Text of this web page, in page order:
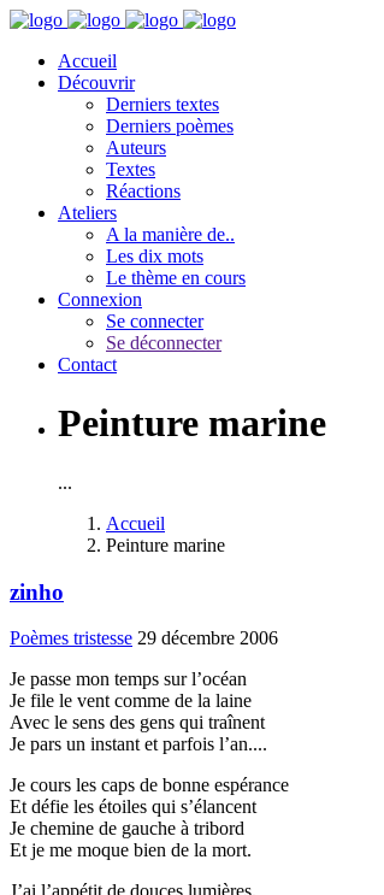
Accueil
Découvrir
Derniers textes
Derniers poèmes
Auteurs
Textes
Réactions
Ateliers
A la manière de..
Les dix mots
Le thème en cours
Connexion
Se connecter
Se déconnecter
Contact
Peinture marine
...
Accueil
Peinture marine
zinho
Poèmes tristesse 29 décembre 2006
Je passe mon temps sur l’océan
Je file le vent comme de la laine
Avec le sens des gens qui traînent
Je pars un instant et parfois l’an....
Je cours les caps de bonne espérance
Et défie les étoiles qui s’élancent
Je chemine de gauche à tribord
Et je me moque bien de la mort.